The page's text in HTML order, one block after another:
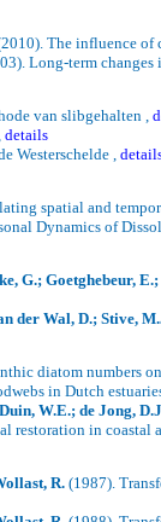
The influence of
Long-term changes
van slibgehalten ,
details
Westerschelde ,
spatial and
Dynamics of
G.; Goetghebeur,
der Wal, D.; Stive,
diatom numbers
in Dutch
W.E.; de Jong,
restoration in coastal
, R. (1987).